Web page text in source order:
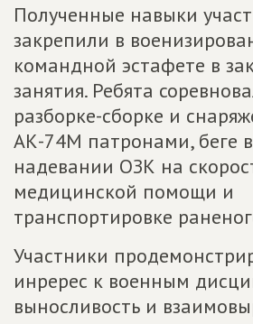
Полученные навыки
закрепили в
командной эстафете в
занятия. Ребята
разборке-сборке и
АК-74М патронами, беге
надевании ОЗК на
медицинской помощи и
транспортировке
Участники
инререс к военным
выносливость и